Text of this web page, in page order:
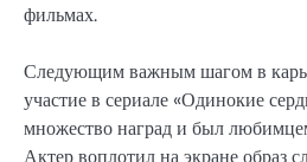
фильмах.
Следующим важным шагом в
участие в сериале «Одинокие
множество наград и был
Актер воплотил на экране образ